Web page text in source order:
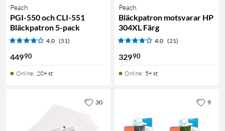
Peach
PGI-550 och CLI-551
Bläckpatron 5-pack
4.0 (51)
44990
Online: 20+ st
Peach
Bläckpatron motsvarar HP
304XL Färg
4.0 (21)
32990
Online: 5+ st
30 9